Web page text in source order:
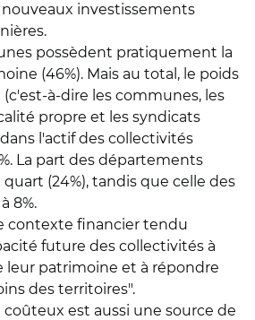
investissements
possèdent pratiquement la
(46%). Mais au total, le poids
à-dire les communes, les
propre et les syndicats
l'actif des collectivités
La part des départements
(24%), tandis que celle des
8%.
contexte financier tendu
future des collectivités à
leur patrimoine et à répondre
des territoires".
est aussi une source de